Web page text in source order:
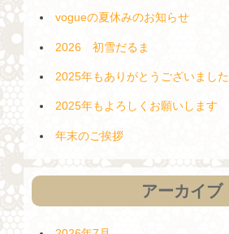
vogueの夏休みのお知らせ
2026 初雪だるま
2025年もありがとうございました
2025年もよろしくお願いします
年末のご挨拶
アーカイブ